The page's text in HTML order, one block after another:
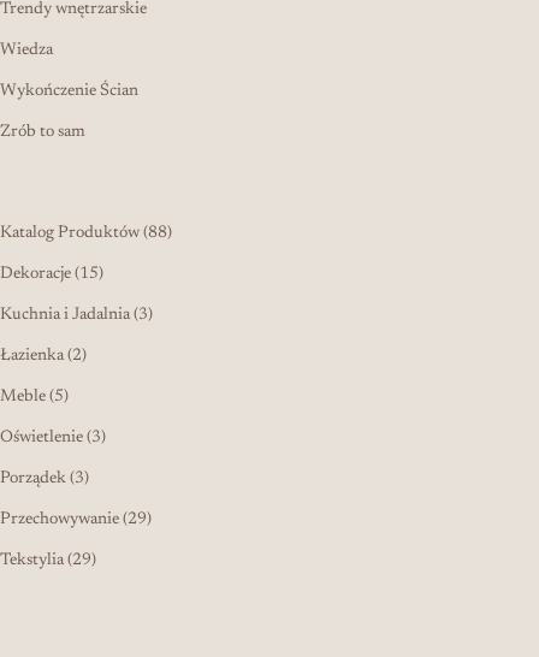
Trendy wnętrzarskie
Wiedza
Wykończenie Ścian
Zrób to sam
Katalog Produktów 8888 produktów
Dekoracje 1515 produktów
Kuchnia i Jadalnia 33 produkty
Łazienka 22 produkty
Meble 55 produktów
Oświetlenie 33 produkty
Porządek 33 produkty
Przechowywanie 2929 produktów
Tekstylia 2929 produktów